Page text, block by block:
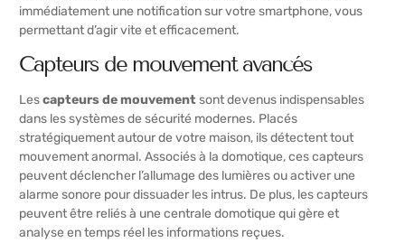
immédiatement une notification sur votre smartphone, vous
permettant d’agir vite et efficacement.
Capteurs de mouvement avancés
Lescapteurs de mouvementsont devenus indispensables
dans les systèmes de sécurité modernes. Placés
stratégiquement autour de votre maison, ils détectent tout
mouvement anormal. Associés à la domotique, ces capteurs
peuvent déclencher l’allumage des lumières ou activer une
alarme sonore pour dissuader les intrus. De plus, les capteurs
peuvent être reliés à une centrale domotique qui gère et
analyse en temps réel les informations reçues.